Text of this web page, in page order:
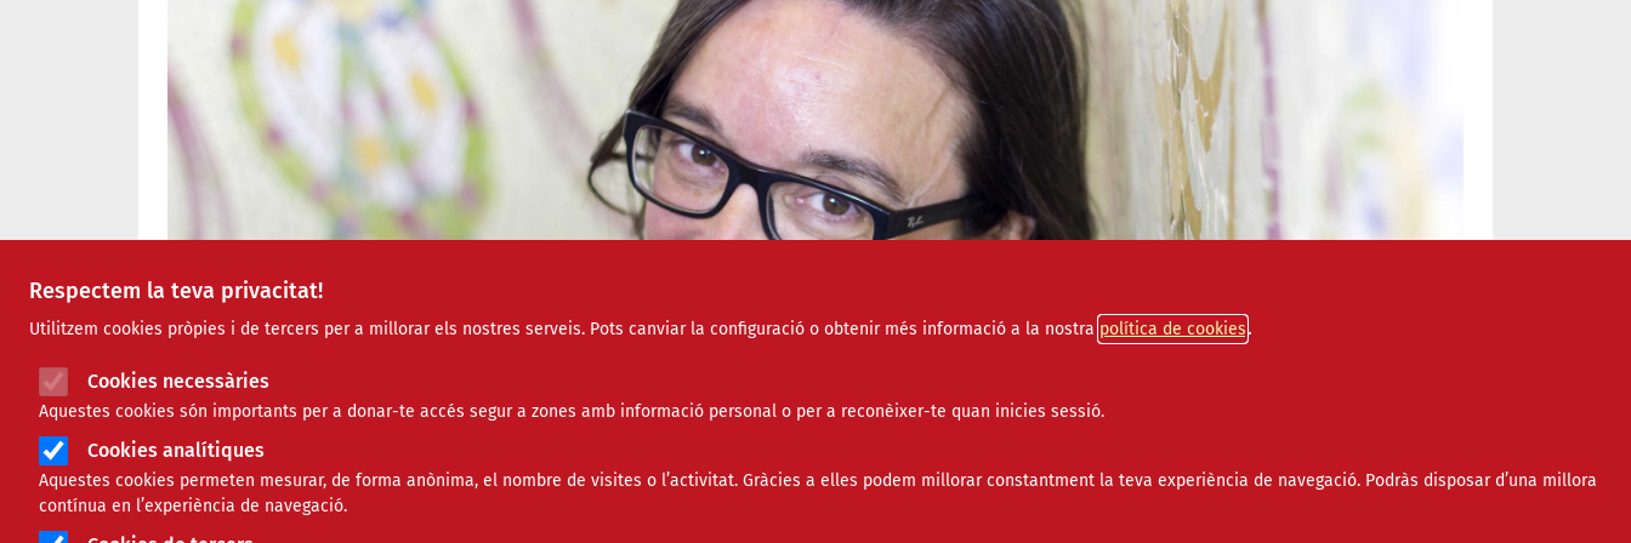
Respectem la teva privacitat!
Utilitzem cookies pròpies i de tercers per a millorar els nostres serveis. Pots canviar la configuració o obtenir més informació a la nostra política de cookies
Cookies necessàries
Aquestes cookies són importants per a donar-te accés segur a zones amb informació personal o per a reconèixer-te quan inicies sessió.
Cookies analítiques
Aquestes cookies permeten mesurar, de forma anònima, el nombre de visites o l’activitat. Gràcies a elles podem millorar constantment la teva experiència de navegació. Podràs disposar d’una millora
contínua en l’experiència de navegació.